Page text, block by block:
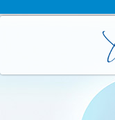
PAR